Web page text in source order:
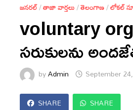
జనరల్/తాజా వార్తలు/తెలంగాణ/లోకల్
voluntary
సరుకులను
byAdmin September
SHARE SHARE